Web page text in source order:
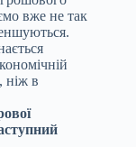
вже не так
ніж в